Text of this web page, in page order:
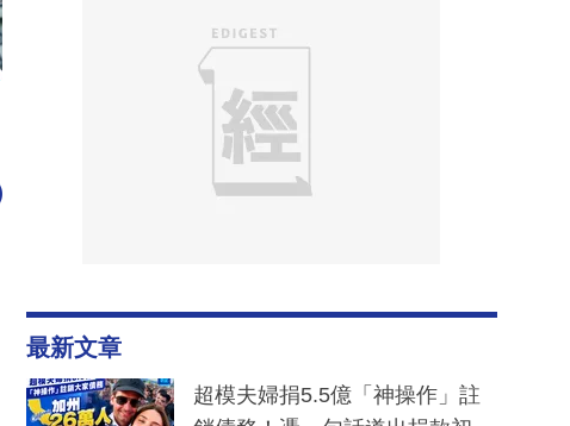
最新文章
超模夫婦捐5.5億「神操作」註